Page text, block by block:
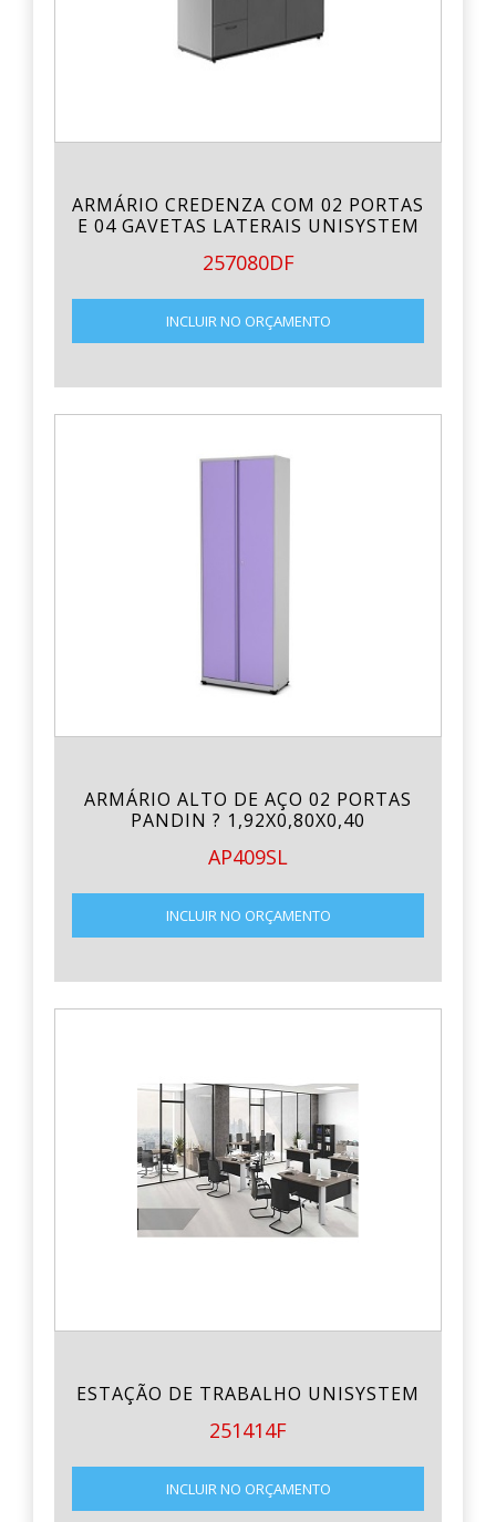
ARMÁRIO CREDENZA COM 02 PORTAS
E 04 GAVETAS LATERAIS UNISYSTEM
257080DF
INCLUIR NO ORÇAMENTO
ARMÁRIO ALTO DE AÇO 02 PORTAS
PANDIN ? 1,92X0,80X0,40
AP409SL
INCLUIR NO ORÇAMENTO
ESTAÇÃO DE TRABALHO UNISYSTEM
251414F
INCLUIR NO ORÇAMENTO